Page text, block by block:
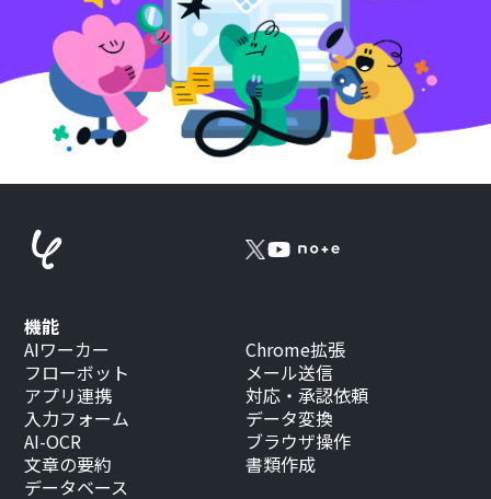
機能
AIワーカー
フローボット
アプリ連携
入力フォーム
AI-OCR
文章の要約
データベース
Chrome拡張
メール送信
対応・承認依頼
データ変換
ブラウザ操作
書類作成